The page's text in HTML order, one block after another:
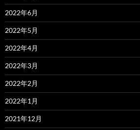
2022年6月
2022年5月
2022年4月
2022年3月
2022年2月
2022年1月
2021年12月